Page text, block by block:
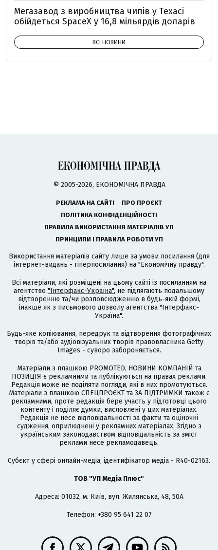
Мегазавод з виробництва чипів у Техасі
обійдеться SpaceX у 16,8 мільярдів доларів
ВСІ НОВИНИ
© 2005-2026, ЕКОНОМІЧНА ПРАВДА
РЕКЛАМА НА САЙТІ
ПРО ПРОЄКТ
ПОЛІТИКА КОНФІДЕНЦІЙНОСТІ
ПРАВИЛА ВИКОРИСТАННЯ МАТЕРІАЛІВ УП
ПРИНЦИПИ І ПРАВИЛА РОБОТИ УП
Використання матеріалів сайту лише за умови посилання (для
інтернет-видань - гіперпосилання) на "Економічну правду".
Всі матеріали, які розміщені на цьому сайті із посиланням на
агентство "Інтерфакс-Україна", не підлягають подальшому
відтворенню та/чи розповсюдженню в будь-якій формі,
інакше як з письмового дозволу агентства "Інтерфакс-
Україна".
Будь-яке копіювання, передрук та відтворення фотографічних
творів та/або аудіовізуальних творів правовласника Getty
Images - суворо забороняється.
Матеріали з плашкою PROMOTED, НОВИНИ КОМПАНІЙ та
ПОЗИЦІЯ є рекламними та публікуються на правах реклами.
Редакція може не поділяти погляди, які в них промотуються.
Матеріали з плашкою СПЕЦПРОЄКТ та ЗА ПІДТРИМКИ також є
рекламними, проте редакція бере участь у підготовці цього
контенту і поділяє думки, висловлені у цих матеріалах.
Редакція не несе відповідальності за факти та оціночні
судження, оприлюднені у рекламних матеріалах. Згідно з
українським законодавством відповідальність за зміст
реклами несе рекламодавець.
Cубєкт у сфері онлайн-медіа; ідентифікатор медіа - R40-02163.
ТОВ "УП Медіа Плюс"
Адреса: 01032, м. Київ, вул. Жилянська, 48, 50А
Телефон: +380 95 641 22 07